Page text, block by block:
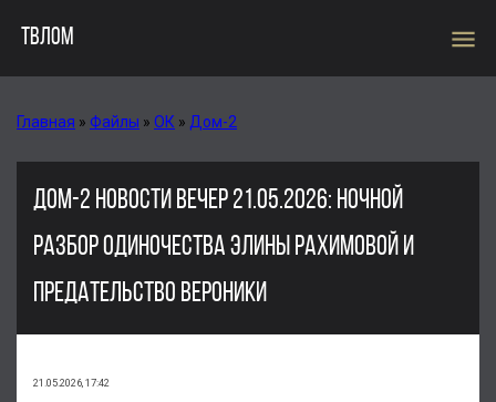
ТВЛОМ menu
Главная » Файлы » ОК » Дом-2
ДОМ-2 НОВОСТИ ВЕЧЕР 21.05.2026: НОЧНОЙ
РАЗБОР ОДИНОЧЕСТВА ЭЛИНЫ РАХИМОВОЙ И
ПРЕДАТЕЛЬСТВО ВЕРОНИКИ
21.05.2026, 17:42